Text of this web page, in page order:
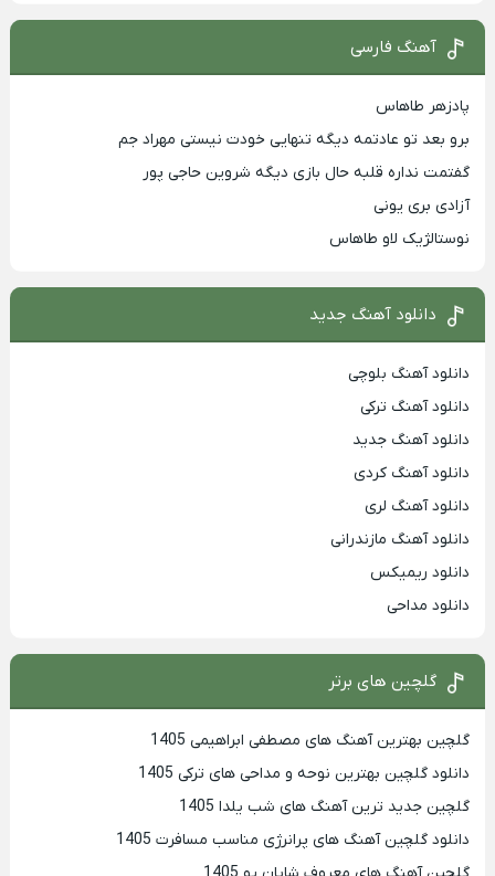
آهنگ فارسی
پادزهر طاهاس
برو بعد تو عادتمه دیگه تنهایی خودت نیستی مهراد جم
گفتمت نداره قلبه حال بازی دیگه شروین حاجی پور
آزادی بری یونی
نوستالژیک لاو طاهاس
دانلود آهنگ جدید
دانلود آهنگ بلوچی
دانلود آهنگ ترکی
دانلود آهنگ جدید
دانلود آهنگ کردی
دانلود آهنگ لری
دانلود آهنگ مازندرانی
دانلود ریمیکس
دانلود مداحی
گلچین های برتر
گلچین بهترین آهنگ های مصطفی ابراهیمی 1405
دانلود گلچین بهترین نوحه و مداحی های ترکی 1405
گلچین جدید ترین آهنگ های شب یلدا 1405
دانلود گلچین آهنگ های پرانرژی مناسب مسافرت 1405